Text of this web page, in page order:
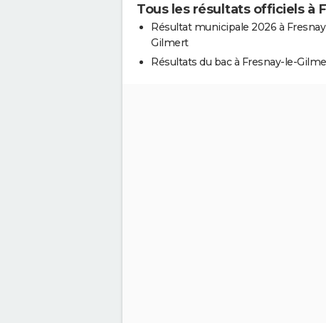
Tous les résultats officiels à
Résultat municipale 2026 à
Gilmert
Résultats du bac à Fresnay-le-